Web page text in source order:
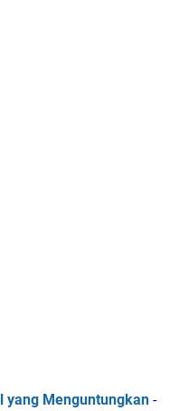
yang Menguntungkan -